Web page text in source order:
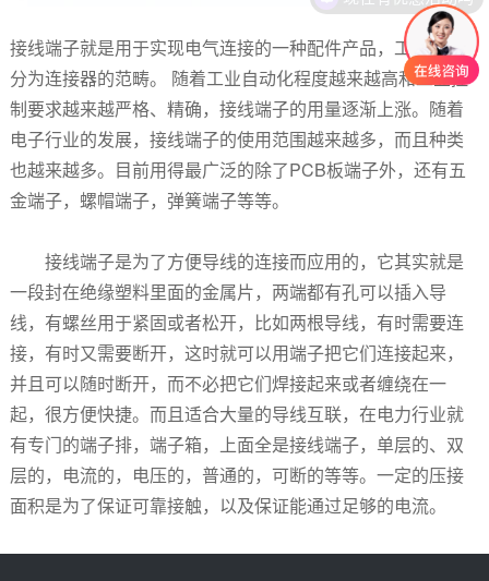
接线端子就是用于实现电气连接的一种配件产品，工业上划
分为连接器的范畴。 随着工业自动化程度越来越高和工业控
制要求越来越严格、精确，接线端子的用量逐渐上涨。随着
电子行业的发展，接线端子的使用范围越来越多，而且种类
也越来越多。目前用得最广泛的除了PCB板端子外，还有五
金端子， 螺帽端子， 弹簧端子等等。
接线端子是为了方便导线的连接而应用的，它其实就是
一段封在绝缘塑料里面的金属片，两端都有孔可以插入导
线，有螺丝用于紧固或者松开，比如两根导线，有时需要连
接，有时又需要断开，这时就可以用端子把它们连接起来，
并且可以随时断开，而不必把它们焊接起来或者缠绕在一
起，很方便快捷。而且适合大量的导线互联，在电力行业就
有专门的端子排，端子箱，上面全是接线端子，单层的、双
层的，电流的，电压的，普通的，可断的等等。一定的压接
面积是为了保证可靠接触，以及保证能通过足够的电流。